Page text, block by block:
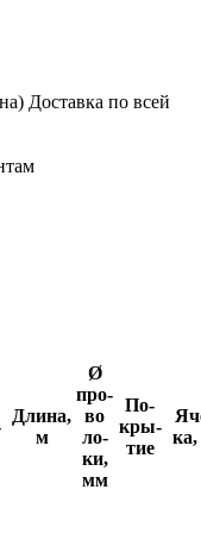
Доставка по всей
Длина,
м
Ø
про­
во­
ло­
ки,
мм
По­
кры­
тие